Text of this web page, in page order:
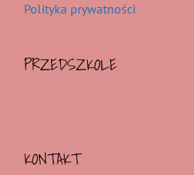
Polityka prywatności
PRZEDSZKOLE
KONTAKT